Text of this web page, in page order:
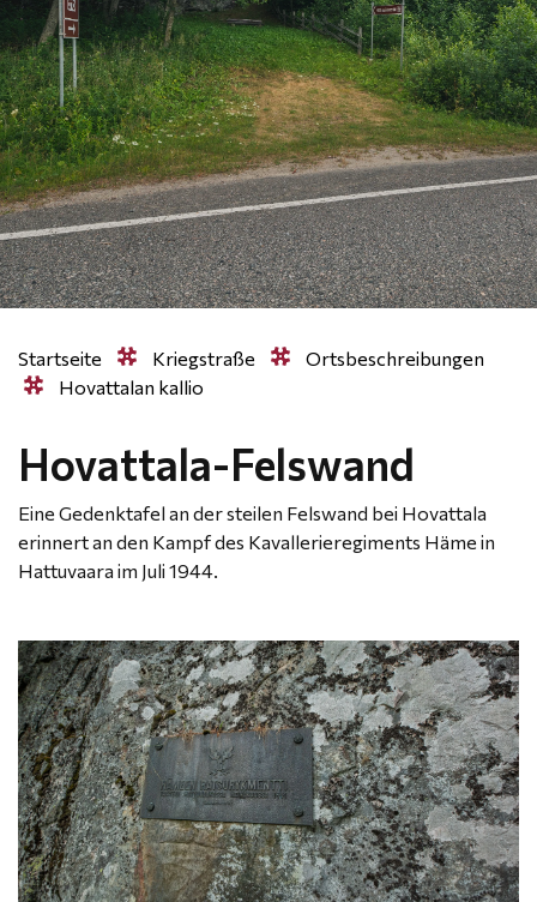
Startseite Kriegstraße
Ortsbeschreibungen
Hovattalan kallio
Hovattala-Felswand
Eine Gedenktafel an der steilen Felswand bei Hovattala
erinnert an den Kampf des Kavallerieregiments Häme in
Hattuvaara im Juli 1944.